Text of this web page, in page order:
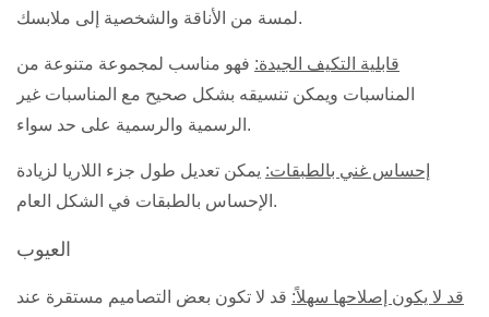
لمسة من الأناقة والشخصية إلى ملابسك.
قابلية التكيف الجيدة: فهو مناسب لمجموعة متنوعة من
المناسبات ويمكن تنسيقه بشكل صحيح مع المناسبات غير
الرسمية والرسمية على حد سواء.
إحساس غني بالطبقات: يمكن تعديل طول جزء اللاريا لزيادة
الإحساس بالطبقات في الشكل العام.
العيوب
قد لا يكون إصلاحها سهلاً: قد لا تكون بعض التصاميم مستقرة عند